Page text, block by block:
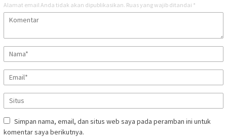
Alamat email Anda tidak akan dipublikasikan. Ruas yang wajib ditandai *
Simpan nama, email, dan situs web saya pada peramban ini untuk
komentar saya berikutnya.